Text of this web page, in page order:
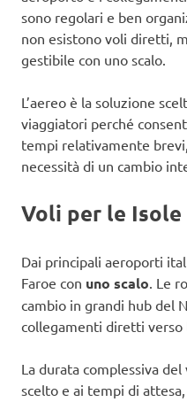
sono regolari e ben
non esistono voli diretti,
gestibile con uno scalo.
L’aereo è la soluzione
viaggiatori perché
tempi relativamente
necessità di un cambio
Voli per le Isole
Dai principali aeroporti
Faroe con uno scalo. Le
cambio in grandi hub del
collegamenti diretti verso
La durata complessiva
scelto e ai tempi di